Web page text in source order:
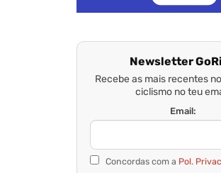
Newsletter
Recebe as mais recentes
ciclismo no teu
Email:
Concordas com a Pol.